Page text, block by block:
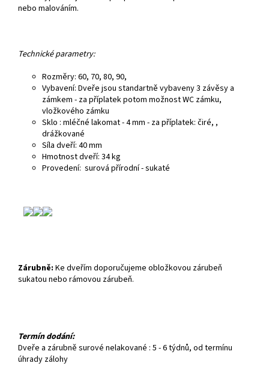
nebo malováním.
Technické parametry:
Rozměry: 60, 70, 80, 90,
Vybavení: Dveře jsou standartně vybaveny 3 závěsy a
zámkem - za příplatek potom možnost WC zámku,
vložkového zámku
Sklo : mléčné lakomat - 4 mm - za příplatek: čiré, ,
drážkované
Síla dveří: 40 mm
Hmotnost dveří: 34 kg
Provedení: surová přírodní - sukaté
Zárubně: Ke dveřím doporučujeme obložkovou zárubeň
sukatou nebo rámovou zárubeň.
Termín dodání:
Dveře a zárubně surové nelakované : 5 - 6 týdnů, od termínu
úhrady zálohy